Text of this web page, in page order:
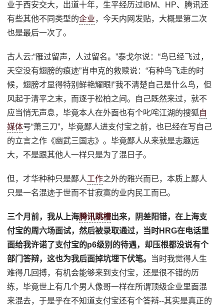
业于西安交大，出道十年，生平经历过IBM、HP、腾讯还
有些其他不同类型的企业，今天内网发贴，大概是第二次
也是最后一次了。
古人云:“雁过留声，人过留名。”泰戈尔说：“鸟已经飞过，
天空没有翅膀的痕迹”肖申克的救赎说：“有种鸟飞走的时
候，翅膀才显得特别鲜艳耀眼!”我不清楚自己是什么鸟，但
风起于清平之末，而逐于松柏之间。自己既然来过，就不
应当悄无声息，毕竟本人在外面也有个叱咤江湖的搜狐自
媒体号“萧三刀”，毕竟鄙人进支付宝之前，也已经在写自己
的立言之作《幽武三国志》。毕竟鄙人从来就是志趣远
大，不是跟其他人一样只是为了混日子。
但，才华种种只是鄙人工作之外的雅兴而已，本质上鄙人
只是一名混迹于世而不甘寂寞的业内民工而已。
三个月前，我从上海腾讯跳槽出来，阴差阳错，在上海支
付宝的周六场面试，然后被录取通过，当时HRG在电话里
面给我许诺了支付宝的p6级别的待遇，却压根都没说有个
部门答辩，这也为我后面掉坑埋下伏笔。 当时我觉得人生
难得几回搏，有机会能够来到支付宝，还是很不错的历
练，毕竟世上有几个男人像哥一样在所谓顶级企业里面混
来混去，于是乎在不知道支付宝还有个答辩--其实是真正的